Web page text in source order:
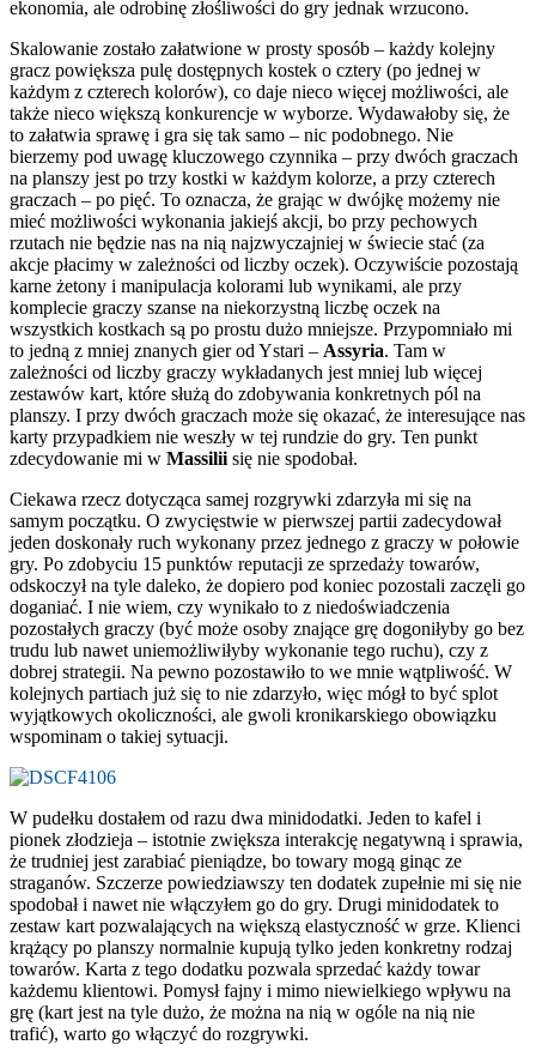
ekonomia, ale odrobinę złośliwości do gry jednak wrzucono.
Skalowanie zostało załatwione w prosty sposób – każdy kolejny
gracz powiększa pulę dostępnych kostek o cztery (po jednej w
każdym z czterech kolorów), co daje nieco więcej możliwości, ale
także nieco większą konkurencje w wyborze. Wydawałoby się, że
to załatwia sprawę i gra się tak samo – nic podobnego. Nie
bierzemy pod uwagę kluczowego czynnika – przy dwóch graczach
na planszy jest po trzy kostki w każdym kolorze, a przy czterech
graczach – po pięć. To oznacza, że grając w dwójkę możemy nie
mieć możliwości wykonania jakiejś akcji, bo przy pechowych
rzutach nie będzie nas na nią najzwyczajniej w świecie stać (za
akcje płacimy w zależności od liczby oczek). Oczywiście pozostają
karne żetony i manipulacja kolorami lub wynikami, ale przy
komplecie graczy szanse na niekorzystną liczbę oczek na
wszystkich kostkach są po prostu dużo mniejsze. Przypomniało mi
to jedną z mniej znanych gier od Ystari – Assyria. Tam w
zależności od liczby graczy wykładanych jest mniej lub więcej
zestawów kart, które służą do zdobywania konkretnych pól na
planszy. I przy dwóch graczach może się okazać, że interesujące nas
karty przypadkiem nie weszły w tej rundzie do gry. Ten punkt
zdecydowanie mi w Massilii się nie spodobał.
Ciekawa rzecz dotycząca samej rozgrywki zdarzyła mi się na
samym początku. O zwycięstwie w pierwszej partii zadecydował
jeden doskonały ruch wykonany przez jednego z graczy w połowie
gry. Po zdobyciu 15 punktów reputacji ze sprzedaży towarów,
odskoczył na tyle daleko, że dopiero pod koniec pozostali zaczęli go
doganiać. I nie wiem, czy wynikało to z niedoświadczenia
pozostałych graczy (być może osoby znające grę dogoniłyby go bez
trudu lub nawet uniemożliwiłyby wykonanie tego ruchu), czy z
dobrej strategii. Na pewno pozostawiło to we mnie wątpliwość. W
kolejnych partiach już się to nie zdarzyło, więc mógł to być splot
wyjątkowych okoliczności, ale gwoli kronikarskiego obowiązku
wspominam o takiej sytuacji.
W pudełku dostałem od razu dwa minidodatki. Jeden to kafel i
pionek złodzieja – istotnie zwiększa interakcję negatywną i sprawia,
że trudniej jest zarabiać pieniądze, bo towary mogą ginąc ze
straganów. Szczerze powiedziawszy ten dodatek zupełnie mi się nie
spodobał i nawet nie włączyłem go do gry. Drugi minidodatek to
zestaw kart pozwalających na większą elastyczność w grze. Klienci
krążący po planszy normalnie kupują tylko jeden konkretny rodzaj
towarów. Karta z tego dodatku pozwala sprzedać każdy towar
każdemu klientowi. Pomysł fajny i mimo niewielkiego wpływu na
grę (kart jest na tyle dużo, że można na nią w ogóle na nią nie
trafić), warto go włączyć do rozgrywki.